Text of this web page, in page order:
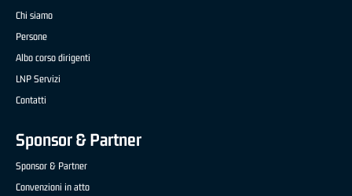
Chi siamo
Persone
Albo corso dirigenti
LNP Servizi
Contatti
Sponsor & Partner
Sponsor & Partner
Convenzioni in atto